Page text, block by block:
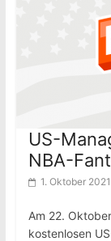
US-
NBA-
1. Oktober 2021
Am 22.
kostenlosen